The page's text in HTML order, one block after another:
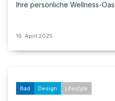
Ihre persönliche Wellness-
16. April 2025
Bad Design Lifestyle